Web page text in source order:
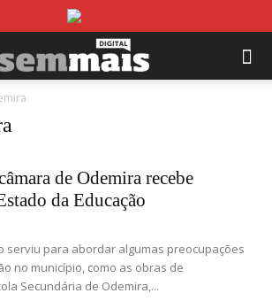
de Odemira recebe
da Educação
serviu para abordar algumas preocupações
no município, como as obras de
Secundária de Odemira,...